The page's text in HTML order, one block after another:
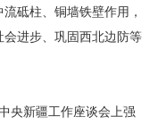
砥柱、铜墙铁壁作用，
进步、巩固西北边防等
新疆工作座谈会上强